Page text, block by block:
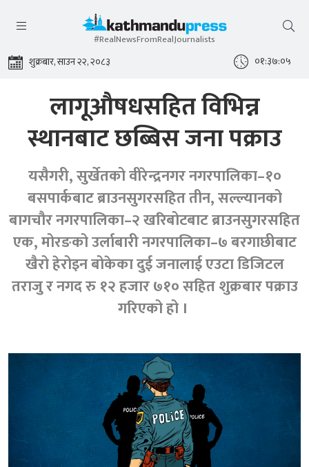
#RealNewsFromRealJournalists
शुक्रबार, साउन २२, २०८३ ०१:३७:०६
लागूऔषधसहित विभिन्न
स्थानबाट छब्बिस जना पक्राउ
यसैगरी, सुर्खेतको वीरेन्द्रनगर नगरपालिका–१०
बसपार्कबाट ब्राउनसुगरसहित तीन, सल्ल्यानको
बागचौर नगरपालिका–२ खरिबोटबाट ब्राउनसुगरसहित
एक, मोरङको उर्लाबारी नगरपालिका–७ बरगाछीबाट
खैरो हेरोइन बोकेका दुई जनालाई एउटा डिजिटल
तराजु र नगद रु १२ हजार ७१० सहित शुक्रबार पक्राउ
गरिएको हो ।